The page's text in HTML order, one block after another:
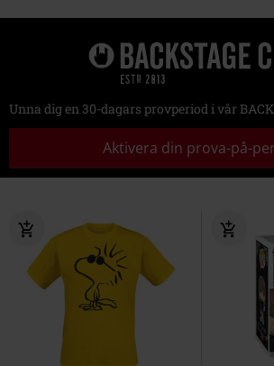
Unna dig en 30-dagars provperiod i vår
Aktivera din prova-på-